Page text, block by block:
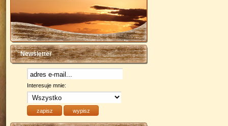
Newsletter
Interesuje mnie: